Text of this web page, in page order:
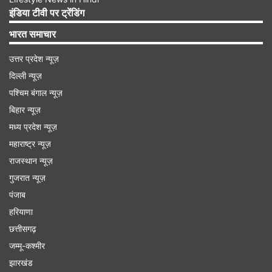
5 दिसंबर को बॉक्स ऑफिस पर होगा महा क्लैश
पिछले साल की तरह इस साल भी तीन धमाकेदार फिल्में
इंडिया टीवी पर ट्रेंडिंग
भारत समाचार
उत्तर प्रदेश न्यूज़
दिल्ली न्यूज़
पश्चिम बंगाल न्यूज़
बिहार न्यूज़
मध्य प्रदेश न्यूज़
महाराष्ट्र न्यूज़
राजस्थान न्यूज़
गुजरात न्यूज़
पंजाब
हरियाणा
छत्तीसगढ़
जम्मू-कश्मीर
झारखंड